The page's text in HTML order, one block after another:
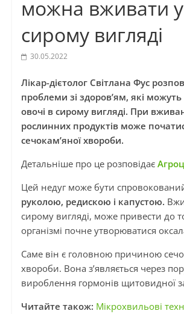
можна вживати у
сирому вигляді
30.05.2022
Лікар-дієтолог Світлана Фус
проблеми зі здоров’ям, які
овочі в сирому вигляді. При
рослинних продуктів може
сечокам’яної хвороби.
Детальніше про це розповідає
Цей недуг може бути
руколою, редискою і капустою.
сирому вигляді, може привести до
організмі почне утворюватися
Саме він є головною причиною
хвороби. Вона з’являється через
вироблення гормонів щитовидної
Читайте також: Мікрохвильові